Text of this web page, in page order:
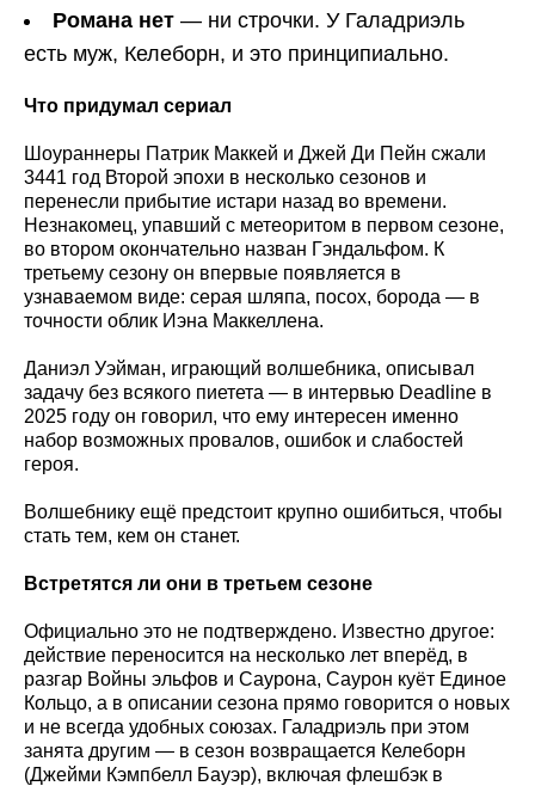
Романа нет — ни строчки. У Галадриэль
есть муж, Келеборн, и это принципиально.
Что придумал сериал
Шоураннеры Патрик Маккей и Джей Ди Пейн сжали
3441 год Второй эпохи в несколько сезонов и
перенесли прибытие истари назад во времени.
Незнакомец, упавший с метеоритом в первом сезоне,
во втором окончательно назван Гэндальфом. К
третьему сезону он впервые появляется в
узнаваемом виде: серая шляпа, посох, борода — в
точности облик Иэна Маккеллена.
Даниэл Уэйман, играющий волшебника, описывал
задачу без всякого пиетета — в интервью Deadline в
2025 году он говорил, что ему интересен именно
набор возможных провалов, ошибок и слабостей
героя.
Волшебнику ещё предстоит крупно ошибиться, чтобы
стать тем, кем он станет.
Встретятся ли они в третьем сезоне
Официально это не подтверждено. Известно другое:
действие переносится на несколько лет вперёд, в
разгар Войны эльфов и Саурона, Саурон куёт Единое
Кольцо, а в описании сезона прямо говорится о новых
и не всегда удобных союзах. Галадриэль при этом
занята другим — в сезон возвращается Келеборн
(Джейми Кэмпбелл Бауэр), включая флешбэк в